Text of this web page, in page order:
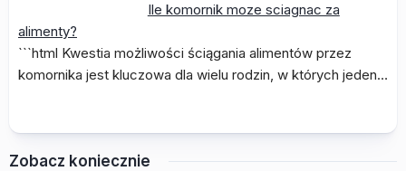
Ile komornik moze sciagnac za
alimenty?
```html Kwestia możliwości ściągania alimentów przez
komornika jest kluczowa dla wielu rodzin, w których jeden…
Zobacz koniecznie